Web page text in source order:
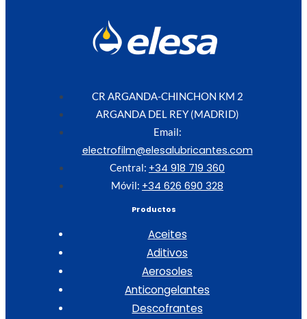
CR ARGANDA-CHINCHON KM 2
ARGANDA DEL REY (MADRID)
Email:
electrofilm@elesalubricantes.com
Central: +34 918 719 360
Móvil: +34 626 690 328
Productos
Aceites
Aditivos
Aerosoles
Anticongelantes
Descofrantes